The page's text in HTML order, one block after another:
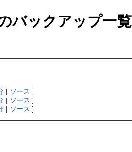
バックアップ一覧
| ソース ]
| ソース ]
| ソース ]